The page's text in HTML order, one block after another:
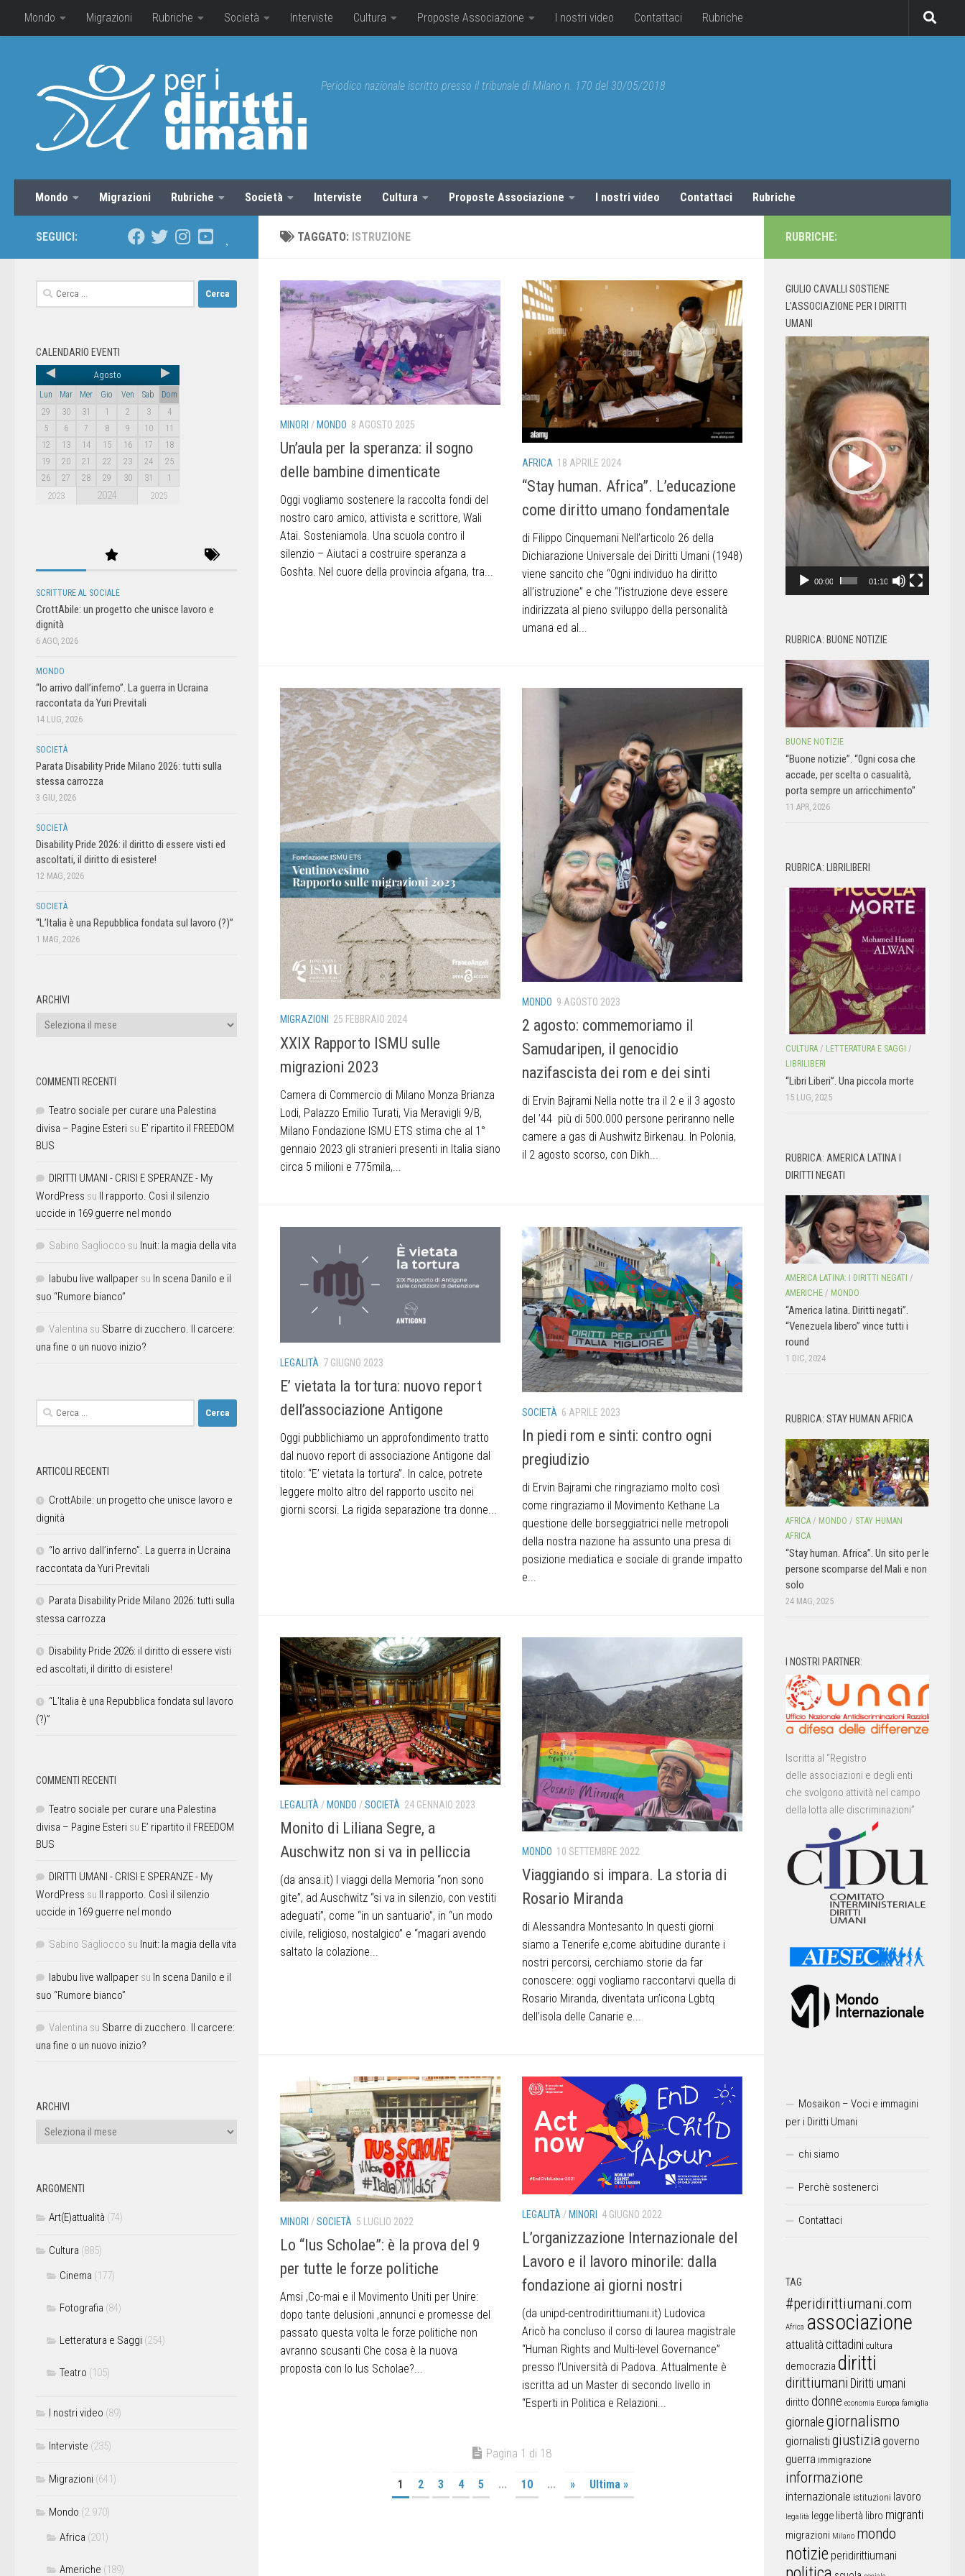
Mondo Migrazioni Rubriche Società Interviste Cultura Proposte Associazione I nostri video Contattaci Rubriche
Periodico nazionale iscritto presso il tribunale di Milano n. 170 del 30/05/2018
Mondo Migrazioni Rubriche Società Interviste Cultura Proposte Associazione I nostri video Contattaci Rubriche
TAGGATO: ISTRUZIONE
MINORI / MONDO 8 AGOSTO 2025
Un’aula per la speranza: il sogno
delle bambine dimenticate
Oggi vogliamo sostenere la raccolta fondi del
nostro caro amico, attivista e scrittore, Wali
Atai. Sosteniamola. Una scuola contro il
silenzio – Aiutaci a costruire speranza a
Goshta. Nel cuore della provincia afgana, tra...
AFRICA 18 APRILE 2024
“Stay human. Africa”. L’educazione
come diritto umano fondamentale
di Filippo Cinquemani Nell’articolo 26 della
Dichiarazione Universale dei Diritti Umani (1948)
viene sancito che “Ogni individuo ha diritto
all’istruzione” e che “l’istruzione deve essere
indirizzata al pieno sviluppo della personalità
umana ed al...
MIGRAZIONI 25 FEBBRAIO 2024
XXIX Rapporto ISMU sulle
migrazioni 2023
Camera di Commercio di Milano Monza Brianza
Lodi, Palazzo Emilio Turati, Via Meravigli 9/B,
Milano Fondazione ISMU ETS stima che al 1°
gennaio 2023 gli stranieri presenti in Italia siano
circa 5 milioni e 775mila,...
MONDO 9 AGOSTO 2023
2 agosto: commemoriamo il
Samudaripen, il genocidio
nazifascista dei rom e dei sinti
di Ervin Bajrami Nella notte tra il 2 e il 3 agosto
del ’44 più di 500.000 persone periranno nelle
camere a gas di Aushwitz Birkenau. In Polonia,
il 2 agosto scorso, con Dikh...
LEGALITÀ 7 GIUGNO 2023
E’ vietata la tortura: nuovo report
dell’associazione Antigone
Oggi pubblichiamo un approfondimento tratto
dal nuovo report di associazione Antigone dal
titolo: “E’ vietata la tortura”. In calce, potrete
leggere molto altro del rapporto uscito nei
giorni scorsi. La rigida separazione tra donne...
SOCIETÀ 6 APRILE 2023
In piedi rom e sinti: contro ogni
pregiudizio
di Ervin Bajrami che ringraziamo molto così
come ringraziamo il Movimento Kethane La
questione delle borseggiatrici nelle metropoli
della nostra nazione ha assunto una presa di
posizione mediatica e sociale di grande impatto
e...
LEGALITÀ / MONDO /SOCIETÀ 24 GENNAIO 2023
Monito di Liliana Segre, a
Auschwitz non si va in pelliccia
(da ansa.it) I viaggi della Memoria “non sono
gite”, ad Auschwitz “si va in silenzio, con vestiti
adeguati”, come “in un santuario”, in “un modo
civile, religioso, nostalgico” e “magari avendo
saltato la colazione...
MONDO 10 SETTEMBRE 2022
Viaggiando si impara. La storia di
Rosario Miranda
di Alessandra Montesanto In questi giorni
siamo a Tenerife e,come abitudine durante i
nostri percorsi, cerchiamo storie da far
conoscere: oggi vogliamo raccontarvi quella di
Rosario Miranda, diventata un’icona Lgbtq
dell’isola delle Canarie e...
MINORI /SOCIETÀ 5 LUGLIO 2022
Lo “Ius Scholae”: è la prova del 9
per tutte le forze politiche
Amsi ,Co-mai e il Movimento Uniti per Unire:
dopo tante delusioni ,annunci e promesse del
passato questa volta le forze politiche non
avranno scusanti Che cosa è la nuova
proposta con lo Ius Scholae?...
LEGALITÀ /MINORI 4 GIUGNO 2022
L’organizzazione Internazionale del
Lavoro e il lavoro minorile: dalla
fondazione ai giorni nostri
(da unipd-centrodirittiumani.it) Ludovica
Aricò ha concluso il corso di laurea magistrale
“Human Rights and Multi-level Governance”
presso l’Università di Padova. Attualmente è
iscritta ad un Master di secondo livello in
“Esperti in Politica e Relazioni...
Pagina 1 di 18
1 2 3 4 5 ... 10 ... » Ultima »
SEGUICI:
CALENDARIO EVENTI
Agosto
Lun Mar Mer Gio Ven Sab
Dom
29
30 31 1 2 3
4
5
6 7 8 9 10
11
12
13 14 15 16 17
18
19
20 21 22 23 24
25
26
27 28 29 30 31 1
2023 2024 2025
SCRITTURE AL SOCIALE
CrottAbile: un progetto che unisce lavoro e
dignità
6 AGO, 2026
MONDO
“Io arrivo dall’inferno”. La guerra in Ucraina
raccontata da Yuri Previtali
14 LUG, 2026
SOCIETÀ
Parata Disability Pride Milano 2026: tutti sulla
stessa carrozza
3 GIU, 2026
SOCIETÀ
Disability Pride 2026: il diritto di essere visti ed
ascoltati, il diritto di esistere!
12 MAG, 2026
SOCIETÀ
“L’Italia è una Repubblica fondata sul lavoro (?)”
1 MAG, 2026
ARCHIVI
COMMENTI RECENTI
Teatro sociale per curare una Palestina
divisa – Pagine Esteri su E’ ripartito il FREEDOM
BUS
DIRITTI UMANI - CRISI E SPERANZE - My
WordPress su Il rapporto. Così il silenzio
uccide in 169 guerre nel mondo
Sabino Sagliocco su Inuit: la magia della vita
labubu live wallpaper su In scena Danilo e il
suo “Rumore bianco”
Valentina su Sbarre di zucchero. Il carcere:
una fine o un nuovo inizio?
ARTICOLI RECENTI
CrottAbile: un progetto che unisce lavoro e
dignità
“Io arrivo dall’inferno”. La guerra in Ucraina
raccontata da Yuri Previtali
Parata Disability Pride Milano 2026: tutti sulla
stessa carrozza
Disability Pride 2026: il diritto di essere visti
ed ascoltati, il diritto di esistere!
“L’Italia è una Repubblica fondata sul lavoro
(?)”
COMMENTI RECENTI
Teatro sociale per curare una Palestina
divisa – Pagine Esteri su E’ ripartito il FREEDOM
BUS
DIRITTI UMANI - CRISI E SPERANZE - My
WordPress su Il rapporto. Così il silenzio
uccide in 169 guerre nel mondo
Sabino Sagliocco su Inuit: la magia della vita
labubu live wallpaper su In scena Danilo e il
suo “Rumore bianco”
Valentina su Sbarre di zucchero. Il carcere:
una fine o un nuovo inizio?
ARCHIVI
ARGOMENTI
Art(E)attualità (74)
Cultura (885)
Cinema (177)
Fotografia (84)
Letteratura e Saggi (254)
Teatro (105)
I nostri video (89)
Interviste (235)
Migrazioni (641)
Mondo (2.970)
Africa (201)
Americhe (189)
RUBRICHE:
GIULIO CAVALLI SOSTIENE
L’ASSOCIAZIONE PER I DIRITTI
UMANI
Video
Player
00:00 01:10
RUBRICA: BUONE NOTIZIE
BUONE NOTIZIE
“Buone notizie”. “0gni cosa che
accade, per scelta o casualità,
porta sempre un arricchimento”
11 APR, 2026
RUBRICA: LIBRILIBERI
CULTURA / LETTERATURA E SAGGI /
LIBRILIBERI
“Libri Liberi”. Una piccola morte
15 LUG, 2025
RUBRICA: AMERICA LATINA I
DIRITTI NEGATI
AMERICA LATINA: I DIRITTI NEGATI /
AMERICHE / MONDO
“America latina. Diritti negati”.
“Venezuela libero” vince tutti i
round
1 DIC, 2024
RUBRICA: STAY HUMAN AFRICA
AFRICA / MONDO / STAY HUMAN
AFRICA
“Stay human. Africa”. Un sito per le
persone scomparse del Mali e non
solo
24 MAG, 2025
I NOSTRI PARTNER:
Iscritta al “Registro
delle associazioni e degli enti
che svolgono attività nel campo
della lotta alle discriminazioni”
Mosaikon – Voci e immagini
per i Diritti Umani
chi siamo
Perchè sostenerci
Contattaci
TAG
#peridirittiumani.com
Africa associazione
attualità cittadini cultura
democrazia diritti
dirittiumani Diritti umani
diritto donne economia Europa famiglia
giornalegiornalismo
giornalistigiustizia governo
guerra immigrazione
informazione
internazionale istituzioni lavoro
legalità legge libertà libro migranti
migrazioni Milano mondo
notizie peridirittiumani